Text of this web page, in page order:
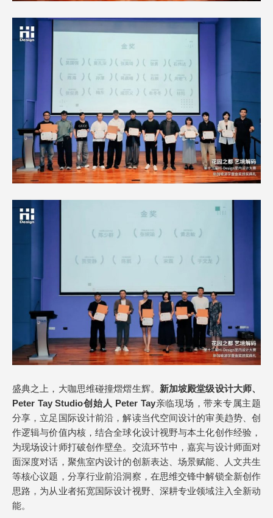
盛典之上，大咖思维碰撞熠熠生辉。 新加坡殿堂级设计大师、
Peter Tay Studio创始人 Peter Tay亲临现场，带来专属主题
分享，立足国际设计前沿，解读当代空间设计的审美趋势、创
作逻辑与价值内核，结合全球化设计视野与本土化创作经验，
为现场设计师打破创作壁垒。交流环节中，嘉宾与设计师面对
面深度对话，聚焦室内设计的创新表达、场景赋能、人文共生
等核心议题，分享行业前沿洞察，在思维交锋中解锁全新创作
思路，为从业者拓宽国际设计视野、深耕专业领域注入全新动
能。